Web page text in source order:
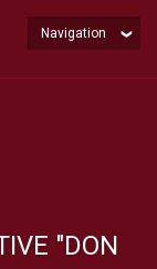
"DON
Navigation